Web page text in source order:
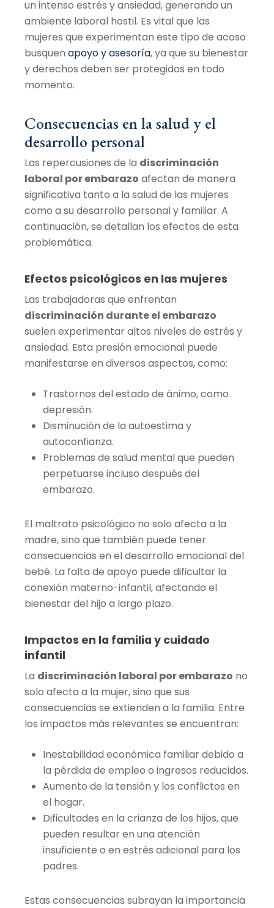
un intenso estrés y ansiedad, generando un
ambiente laboral hostil. Es vital que las
mujeres que experimentan este tipo de acoso
busquen apoyo y asesoría, ya que su bienestar
y derechos deben ser protegidos en todo
momento.
Consecuencias en la salud y el
desarrollo personal
Las repercusiones de la discriminación
laboral por embarazo afectan de manera
significativa tanto a la salud de las mujeres
como a su desarrollo personal y familiar. A
continuación, se detallan los efectos de esta
problemática.
Efectos psicológicos en las mujeres
Las trabajadoras que enfrentan
discriminación durante el embarazo
suelen experimentar altos niveles de estrés y
ansiedad. Esta presión emocional puede
manifestarse en diversos aspectos, como:
Trastornos del estado de ánimo, como
depresión.
Disminución de la autoestima y
autoconfianza.
Problemas de salud mental que pueden
perpetuarse incluso después del
embarazo.
El maltrato psicológico no solo afecta a la
madre, sino que también puede tener
consecuencias en el desarrollo emocional del
bebé. La falta de apoyo puede dificultar la
conexión materno-infantil, afectando el
bienestar del hijo a largo plazo.
Impactos en la familia y cuidado
infantil
La discriminación laboral por embarazo no
solo afecta a la mujer, sino que sus
consecuencias se extienden a la familia. Entre
los impactos más relevantes se encuentran:
Inestabilidad económica familiar debido a
la pérdida de empleo o ingresos reducidos.
Aumento de la tensión y los conflictos en
el hogar.
Dificultades en la crianza de los hijos, que
pueden resultar en una atención
insuficiente o en estrés adicional para los
padres.
Estas consecuencias subrayan la importancia